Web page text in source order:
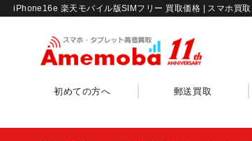
iPhone16e 楽天モバイル版SIMフリー 買取価格 | スマホ買取
初めての方へ 郵送買取